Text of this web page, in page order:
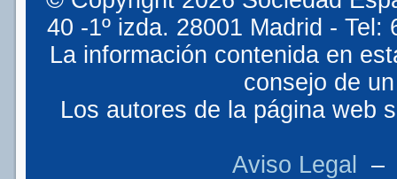
40 -1º izda. 28001 Madrid -
La información contenida en
consejo de
Los autores de la página web
Aviso Legal